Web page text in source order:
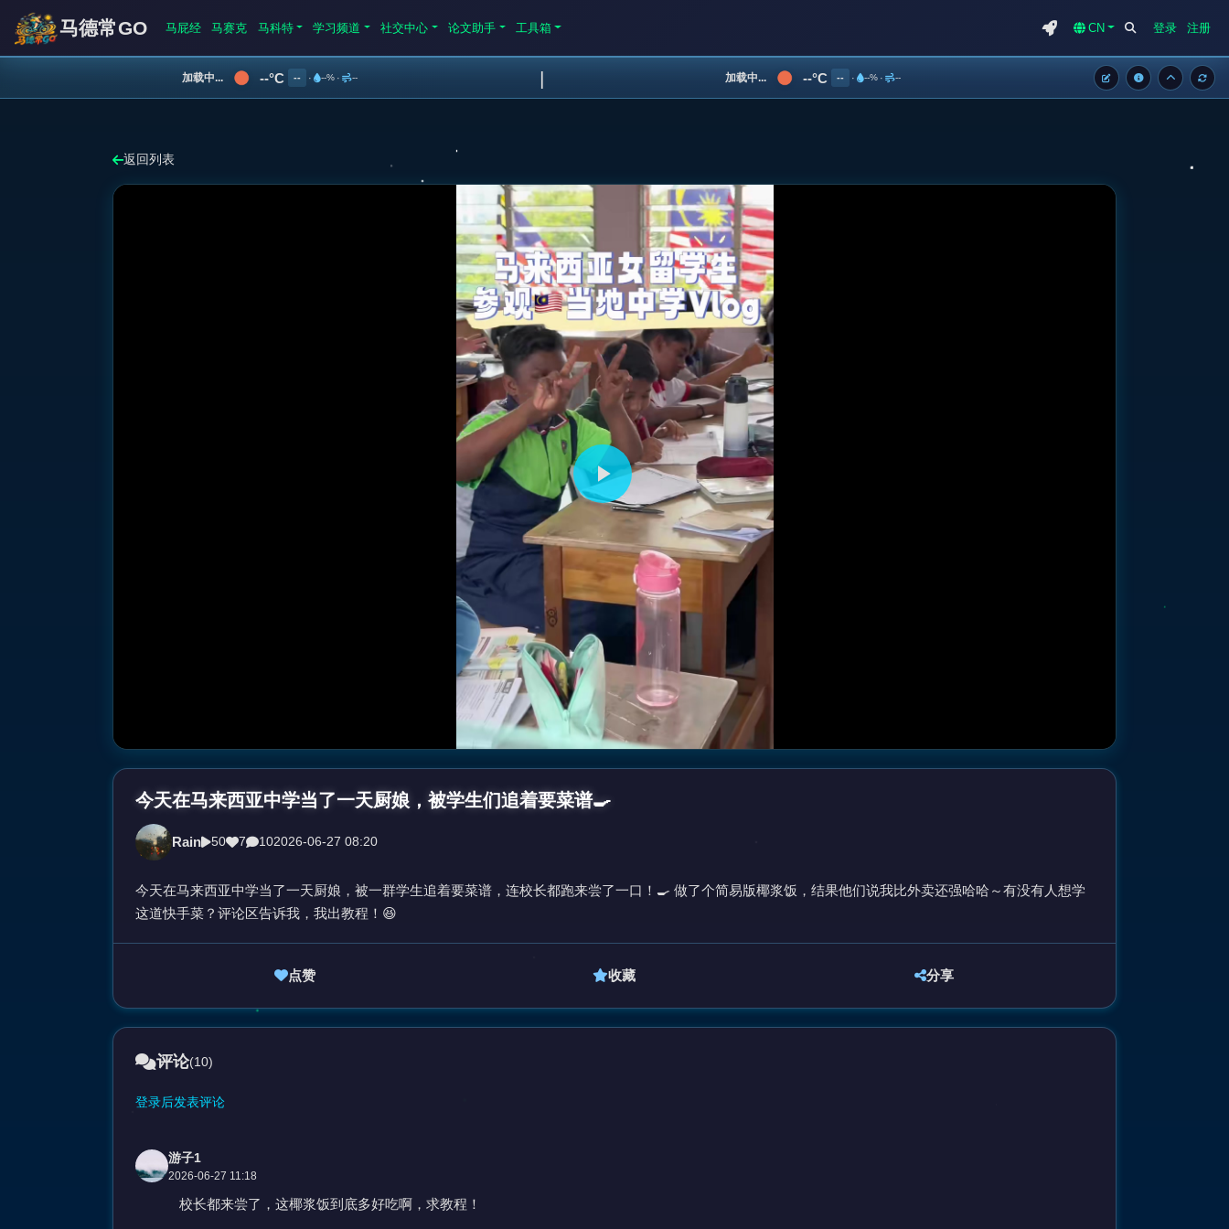
马德常GO 马屁经 马赛克 马科特 学习频道 社交中心 论文助手 工具箱 CN 登录 注册
加载中... --°C -- · --% · -- | 加载中... --°C -- · --% · --
返回列表
播
放
今天在马来西亚中学当了一天厨娘，被学生们追着要菜谱🍳
Rain 50 7 102026-06-27 08:20
今天在马来西亚中学当了一天厨娘，被一群学生追着要菜谱，连校长都跑来尝了一口！🍳 做了个简易版椰浆饭，结果他们说我比外卖还强哈哈～有没有人想学
这道快手菜？评论区告诉我，我出教程！😆
点赞 收藏 分享
评论(10)
登录后发表评论
游子1
2026-06-27 11:18
校长都来尝了，这椰浆饭到底多好吃啊，求教程！